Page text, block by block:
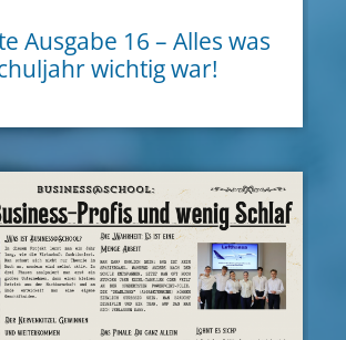
Ausgabe 16 – Alles was
wichtig war!